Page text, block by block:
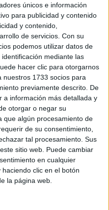
únicos e información
para publicidad y contenido
y contenido,
de servicios. Con su
podemos utilizar datos de
mediante las
hacer clic para otorgarnos
nuestros 1733 socios para
previamente descrito. De
a información más detallada y
otorgar o negar su
que algún procesamiento de
de su consentimiento,
tal procesamiento. Sus
sitio web. Puede cambiar
en cualquier
clic en el botón
la página web.